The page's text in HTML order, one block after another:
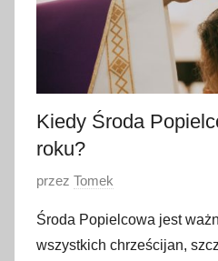
3Kiedy Środa
roku?
O
u
b
przez Tomek
Środa Popielcowa jest
wszystkich chrześcijan,